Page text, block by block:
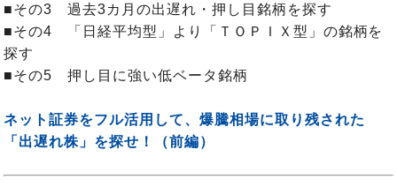
■その3 過去3カ月の出遅れ・押し目銘柄を探す
■その4 「日経平均型」より「ＴＯＰＩＸ型」の銘柄を
探す
■その5 押し目に強い低ベータ銘柄
ネット証券をフル活用して、爆騰相場に取り残された
「出遅れ株」を探せ！（前編）